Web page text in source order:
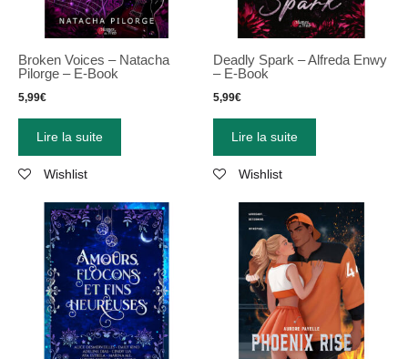
Broken Voices – Natacha
Pilorge – E-Book
5,99€
Lire la suite
Wishlist
Deadly Spark – Alfreda Enwy
– E-Book
5,99€
Lire la suite
Wishlist